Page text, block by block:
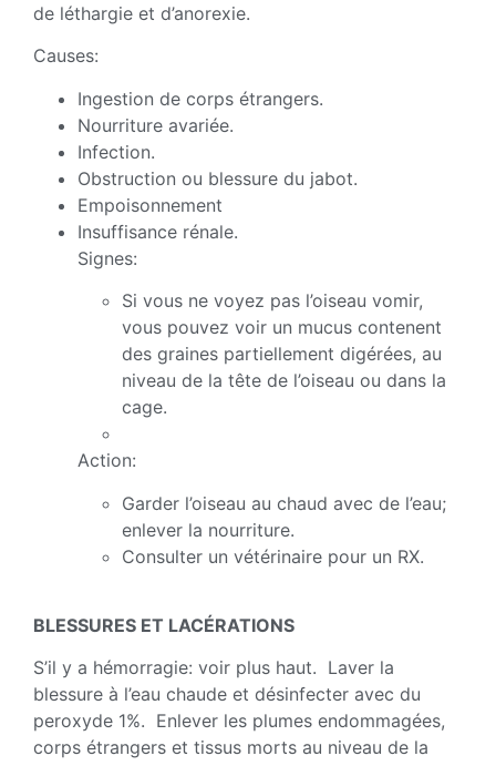
de léthargie et d’anorexie.
Causes:
Ingestion de corps étrangers.
Nourriture avariée.
Infection.
Obstruction ou blessure du jabot.
Empoisonnement
Insuffisance rénale.
Signes:
Si vous ne voyez pas l’oiseau vomir,
vous pouvez voir un mucus contenent
des graines partiellement digérées, au
niveau de la tête de l’oiseau ou dans la
cage.
Action:
Garder l’oiseau au chaud avec de l’eau;
enlever la nourriture.
Consulter un vétérinaire pour un RX.
BLESSURES ET LACÉRATIONS
S’il y a hémorragie: voir plus haut. Laver la
blessure à l’eau chaude et désinfecter avec du
peroxyde 1%. Enlever les plumes endommagées,
corps étrangers et tissus morts au niveau de la